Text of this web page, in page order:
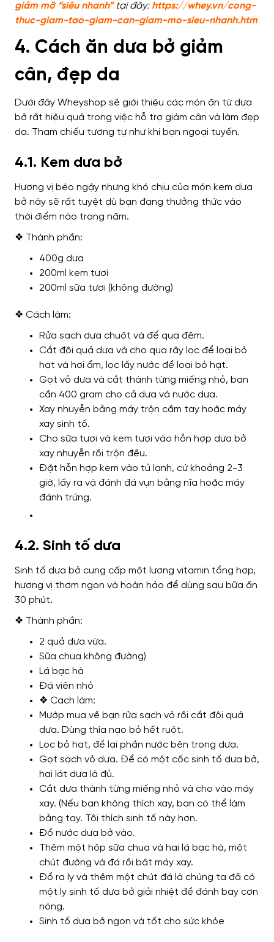
giảm mỡ “siêu nhanh”tại đây: https://whey.vn/cong-
thuc-giam-tao-giam-can-giam-mo-sieu-nhanh.htm
4. Cách ăn dưa bở giảm
cân, đẹp da
Dưới đây Wheyshop sẽ giới thiệu các món ăn từ dưa
bở rất hiệu quả trong việc hỗ trợ giảm cân và làm đẹp
da. Tham chiếu tương tự như khi bạn ngoại tuyến.
4.1. Kem dưa bở
Hương vị béo ngậy nhưng khó chịu của món kem dưa
bở này sẽ rất tuyệt dù bạn đang thưởng thức vào
thời điểm nào trong năm.
❖ Thành phần:
400g dưa
200ml kem tươi
200ml sữa tươi (không đường)
❖ Cách làm:
Rửa sạch dưa chuột và để qua đêm.
Cắt đôi quả dưa và cho qua rây lọc để loại bỏ
hạt và hơi ẩm, lọc lấy nước để loại bỏ hạt.
Gọt vỏ dưa và cắt thành từng miếng nhỏ, bạn
cần 400 gram cho cả dưa và nước dưa.
Xay nhuyễn bằng máy trộn cầm tay hoặc máy
xay sinh tố.
Cho sữa tươi và kem tươi vào hỗn hợp dưa bở
xay nhuyễn rồi trộn đều.
Đặt hỗn hợp kem vào tủ lạnh, cứ khoảng 2-3
giờ, lấy ra và đánh đá vụn bằng nĩa hoặc máy
đánh trứng.
4.2. Sinh tố dưa
Sinh tố dưa bở cung cấp một lượng vitamin tổng hợp,
hương vị thơm ngon và hoàn hảo để dùng sau bữa ăn
30 phút.
❖ Thành phần:
2 quả dưa vừa.
Sữa chua không đường)
Lá bạc hà
Đá viên nhỏ
❖ Cach làm:
Mướp mua về bạn rửa sạch vỏ rồi cắt đôi quả
dưa. Dùng thìa nạo bỏ hết ruột.
Lọc bỏ hạt, để lại phần nước bên trong dưa.
Gọt sạch vỏ dưa. Để có một cốc sinh tố dưa bở,
hai lát dưa là đủ.
Cắt dưa thành từng miếng nhỏ và cho vào máy
xay. (Nếu bạn không thích xay, bạn có thể làm
bằng tay. Tôi thích sinh tố này hơn.
Đổ nước dưa bở vào.
Thêm một hộp sữa chua và hai lá bạc hà, một
chút đường và đá rồi bật máy xay.
Đổ ra ly và thêm một chút đá là chúng ta đã có
một ly sinh tố dưa bở giải nhiệt để đánh bay cơn
nóng.
Sinh tố dưa bở ngon và tốt cho sức khỏe